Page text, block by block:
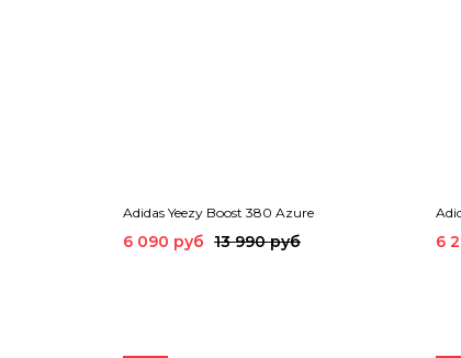
Adidas Yeezy Boost 380 Azure
6 090 руб 13 990 руб 6